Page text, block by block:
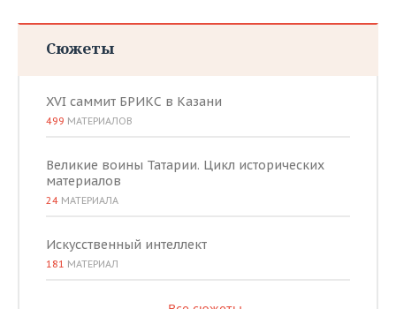
Сюжеты
XVI саммит БРИКС в Казани
499 МАТЕРИАЛОВ
Великие воины Татарии. Цикл исторических
материалов
24 МАТЕРИАЛА
Искусственный интеллект
181 МАТЕРИАЛ